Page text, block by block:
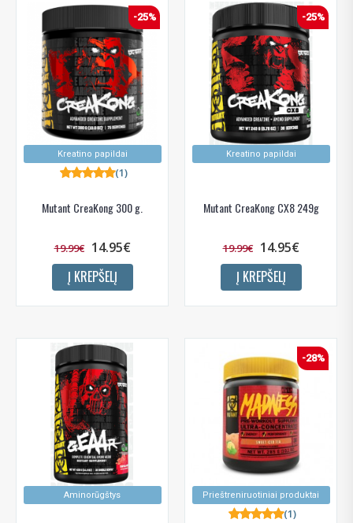
Kreatino papildai
-25%
Mutant CreaKong 300 g.
(1)
19.99€ 14.95€
Į KREPŠELĮ
Kreatino papildai
-25%
Mutant CreaKong CX8 249g
19.99€ 14.95€
Į KREPŠELĮ
Aminorūgštys Prieštreniruotiniai produktai
-28%
(1)